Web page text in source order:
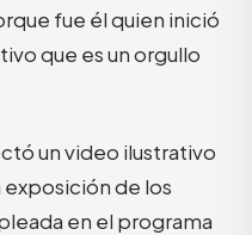
fue él quien inició
que es un orgullo
un video ilustrativo
exposición de los
en el programa